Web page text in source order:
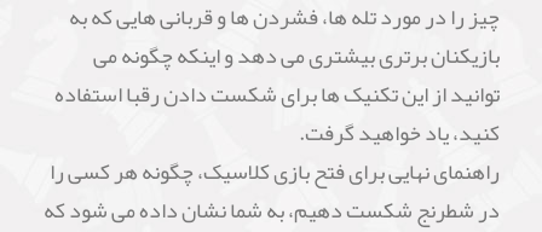
چیز را در مورد تله ها، فشردن ها و قربانی هایی که به
بازیکنان برتری بیشتری می دهد و اینکه چگونه می
توانید از این تکنیک ها برای شکست دادن رقبا استفاده
کنید، یاد خواهید گرفت.
راهنمای نهایی برای فتح بازی کلاسیک، چگونه هر کسی را
در شطرنج شکست دهیم، به شما نشان داده می شود که